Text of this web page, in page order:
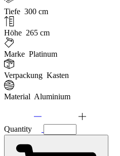
Tiefe 300 cm
Höhe 265 cm
Marke Platinum
Verpackung Kasten
Material Aluminium
Quantity